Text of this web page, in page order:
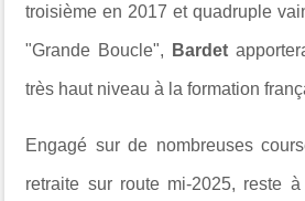
troisième en 2017 et quadruple
"Grande Boucle", Bardet
très haut niveau à la formation
Engagé sur de nombreuses
retraite sur route mi-2025, reste